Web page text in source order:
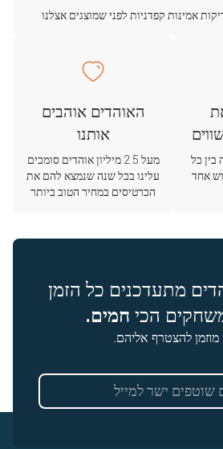
אמינות קפדניות לפני שמוצגים אצלנו
בין כל
אחד
האוהדים אוהבים
אותנו
מעל 2.5 מיליון אוהדים סומכים
עלינו בכל שנה שנמצא להם את
הכרטיסים במחיר הטוב ביותר
מתעדכנים כל הזמן
הכי חמים.
להצטרף אליהם.